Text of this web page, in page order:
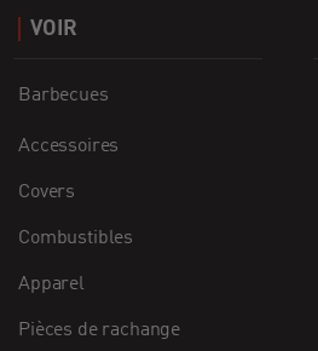
VOIR
Barbecues
Accessoires
Covers
Combustibles
Apparel
Pièces de rachange